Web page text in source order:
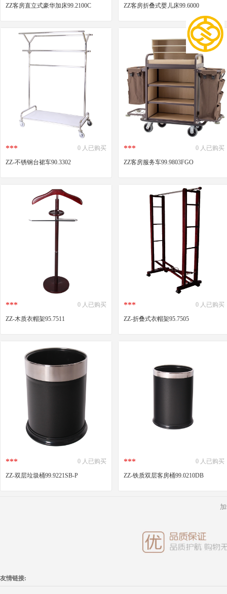
ZZ客房直立式豪华加床99.2100C
ZZ客房折叠式婴儿床99.6000
***
0 人已购买
ZZ-不锈钢台裙车90.3302
***
0 人已购买
ZZ客房服务车99.9803FGO
***
0 人已购买
ZZ-木质衣帽架95.7511
***
0 人已购买
ZZ-折叠式衣帽架95.7505
***
0 人已购买
ZZ-双层垃圾桶99.9221SB-P
***
0 人已购买
ZZ-铁质双层客房桶99.0210DB
友情链接: